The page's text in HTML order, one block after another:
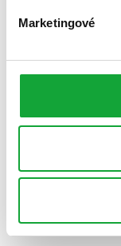
Marketingové